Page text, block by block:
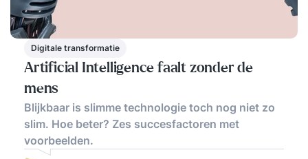
Digitale transformatie
Artificial Intelligence faalt zonder de
mens
Blijkbaar is slimme technologie toch nog niet zo
slim. Hoe beter? Zes succesfactoren met
voorbeelden.